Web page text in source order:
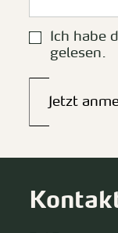
Ich habe
gelesen.
Jetzt